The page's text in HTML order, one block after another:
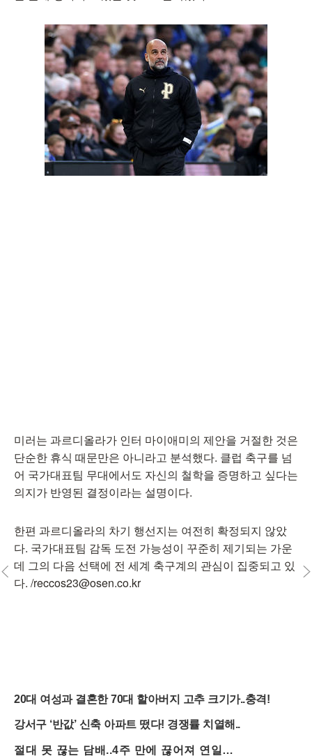
미러는 과르디올라가 인터 마이애미의 제안을 거절한 것은
단순한 휴식 때문만은 아니라고 분석했다. 클럽 축구를 넘
어 국가대표팀 무대에서도 자신의 철학을 증명하고 싶다는
의지가 반영된 결정이라는 설명이다.
한편 과르디올라의 차기 행선지는 여전히 확정되지 않았
다. 국가대표팀 감독 도전 가능성이 꾸준히 제기되는 가운
데 그의 다음 선택에 전 세계 축구계의 관심이 집중되고 있
다. /reccos23@osen.co.kr